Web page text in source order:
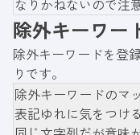
なりかねないので注
除外キーワー
除外キーワードを登
りです。
除外キーワードのマ
表記ゆれに気をつける